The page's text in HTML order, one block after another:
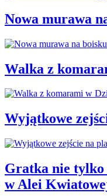
Nowa murawa
Walka z
Wyjątkowe
Gratka nie tylko
w Alei